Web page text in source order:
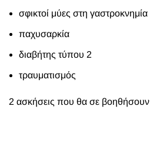
σφικτοί μύες στη γαστροκνημία
παχυσαρκία
διαβήτης τύπου 2
τραυματισμός
2 ασκήσεις που θα σε βοηθήσουν